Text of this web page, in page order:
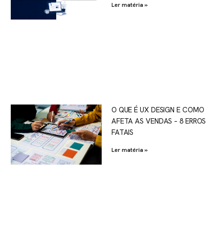
Ler matéria »
O QUE É UX DESIGN E COMO
AFETA AS VENDAS – 8 ERROS
FATAIS
Ler matéria »